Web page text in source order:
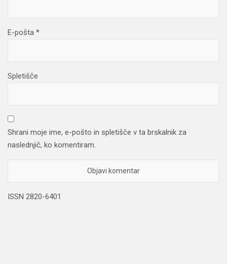
E-pošta *
Spletišče
Shrani moje ime, e-pošto in spletišče v ta brskalnik za
naslednjič, ko komentiram.
ISSN 2820-6401